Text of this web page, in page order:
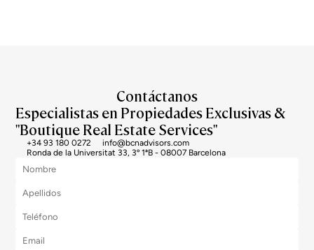
Contáctanos
Especialistas en Propiedades Exclusivas &
"Boutique Real Estate Services"
+34 93 180 0272
info@bcnadvisors.com
Ronda de la Universitat 33, 3º 1ªB - 08007 Barcelona